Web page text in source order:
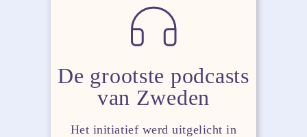
De grootste podcasts
van Zweden
Het initiatief werd uitgelicht in